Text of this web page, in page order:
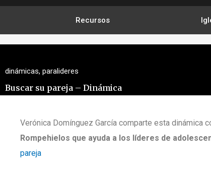
Recursos
dinámicas, paralideres
Buscar su pareja – Dinámica
Verónica Domínguez García comparte esta dinámica
Rompehielos que ayuda a los líderes de
pareja